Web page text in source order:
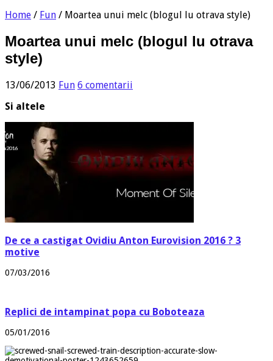
Home / Fun / Moartea unui melc (blogul lu otrava style)
Moartea unui melc (blogul lu otrava
style)
13/06/2013 Fun 6 comentarii
Si altele
De ce a castigat Ovidiu Anton Eurovision 2016 ? 3
motive
07/03/2016
Replici de intampinat popa cu Boboteaza
05/01/2016